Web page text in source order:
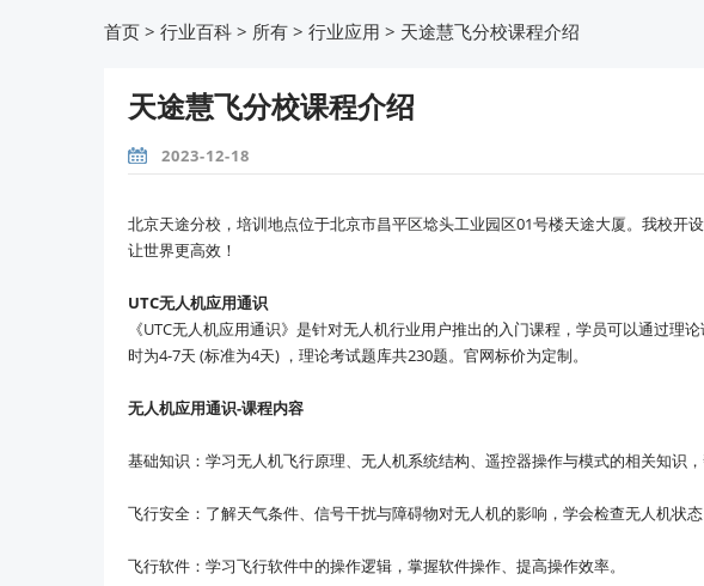
首页 > 行业百科 > 所有 > 行业应用 > 天途慧飞分校课程介绍
天途慧飞分校课程介绍
2023-12-18
北京天途分校，培训地点位于北京市昌平区埝头工业园区01号楼天途大厦。我校开
让世界更高效！
UTC无人机应用通识
《UTC无人机应用通识》是针对无人机行业用户推出的入门课程，学员可以通过
时为4-7天 (标准为4天) ，理论考试题库共230题。官网标价为定制。
无人机应用通识-课程内容
基础知识：学习无人机飞行原理、无人机系统结构、遥控器操作与模式的相关知识，
飞行安全：了解天气条件、信号干扰与障碍物对无人机的影响，学会检查无人机状
飞行软件：学习飞行软件中的操作逻辑，掌握软件操作、提高操作效率。